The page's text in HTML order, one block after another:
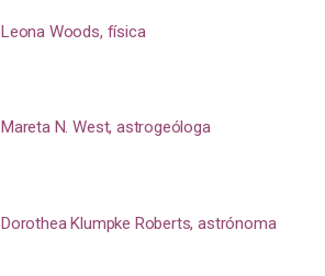
Leona Woods, física
Mareta N. West, astrogeóloga
Dorothea Klumpke Roberts, astrónoma